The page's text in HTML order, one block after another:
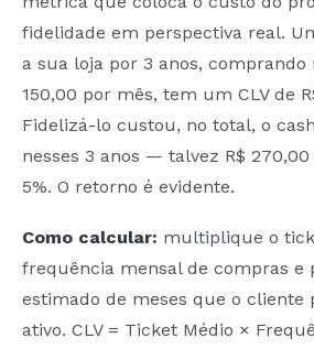
fidelidade em perspectiva real.
a sua loja por 3 anos, comprando
150,00 por mês, tem um CLV de
Fidelizá-lo custou, no total, o
nesses 3 anos — talvez R$
5%. O retorno é evidente.
Como calcular: multiplique o
frequência mensal de compras e
estimado de meses que o cliente
ativo. CLV = Ticket Médio ×